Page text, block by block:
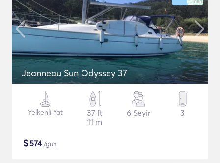
Jeanneau Sun Odyssey 37
Yelkenli Yat
37 ft
11 m
6 Seyir 3
$574/gün